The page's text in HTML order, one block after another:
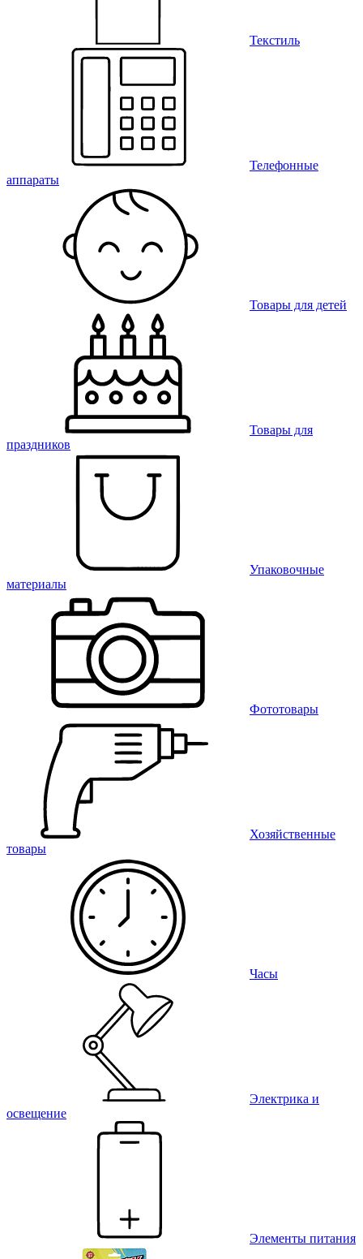
Текстиль
Телефонные
аппараты
Товары для детей
Товары для
праздников
Упаковочные
материалы
Фототовары
Хозяйственные
товары
Часы
Электрика и
освещение
Элементы питания